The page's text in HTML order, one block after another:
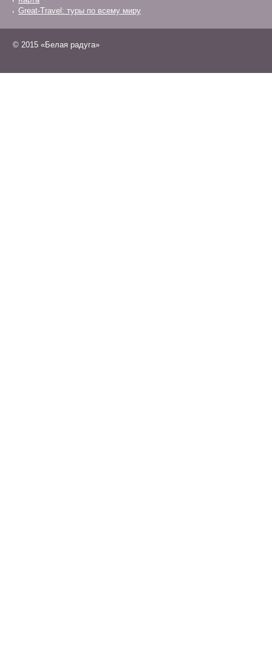
Great-Travel: туры по всему миру
© 2015 «Белая радуга»